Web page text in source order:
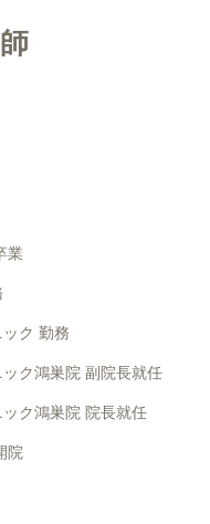
業
ク 勤務
ク鴻巣院 副院長就任
ク鴻巣院 院長就任
院